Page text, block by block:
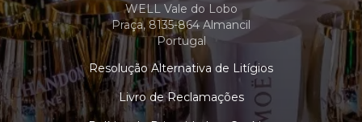
WELL Vale do Lobo
Praça, 8135-864 Almancil
Portugal
Resolução Alternativa de Litígios
Livro de Reclamações